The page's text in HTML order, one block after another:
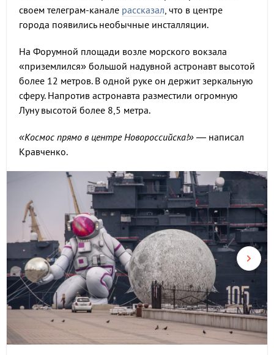
своем телеграм-канале рассказал, что в центре
города появились необычные инсталляции.
На Форумной площади возле морского вокзала
«приземлился» большой надувной астронавт высотой
более 12 метров. В одной руке он держит зеркальную
сферу. Напротив астронавта разместили огромную
Луну высотой более 8,5 метра.
«Космос прямо в центре Новороссийска!» — написал
Кравченко.